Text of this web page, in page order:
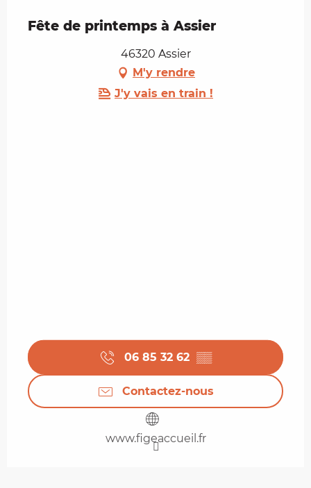
Fête de printemps à Assier
46320 Assier
M'y rendre
J'y vais en train !
06 85 32 62 ▒▒
Contactez-nous
www.figeaccueil.fr